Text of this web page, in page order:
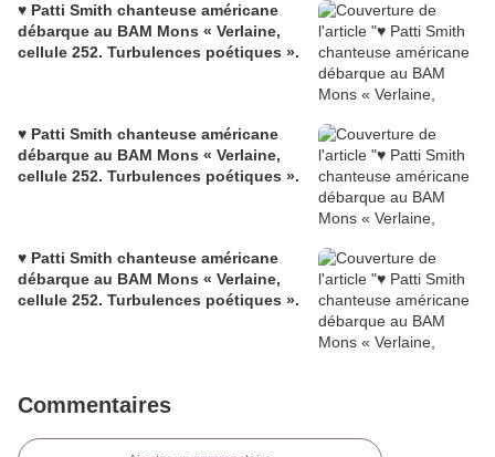
♥ Patti Smith chanteuse américane
débarque au BAM Mons « Verlaine,
cellule 252. Turbulences poétiques ».
♥ Patti Smith chanteuse américane
débarque au BAM Mons « Verlaine,
cellule 252. Turbulences poétiques ».
♥ Patti Smith chanteuse américane
débarque au BAM Mons « Verlaine,
cellule 252. Turbulences poétiques ».
Commentaires